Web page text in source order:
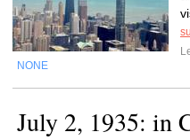
NONE
July 2, 1935: in